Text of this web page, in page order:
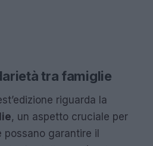
tra famiglie
riguarda la
, un aspetto cruciale per
possano garantire il